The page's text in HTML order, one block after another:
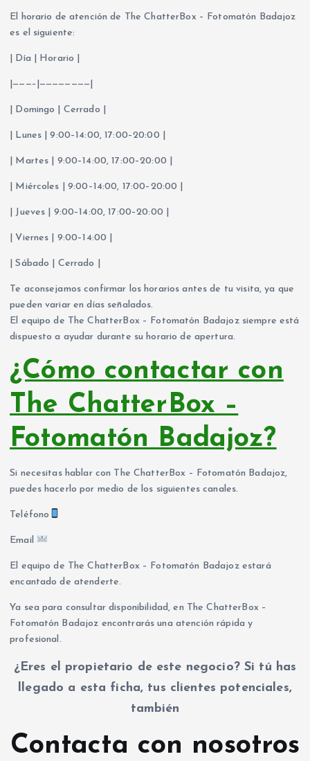
El horario de atención de The ChatterBox – Fotomatón Badajoz
es el siguiente:
| Día | Horario |
|———–|————————|
| Domingo | Cerrado |
| Lunes | 9:00–14:00, 17:00–20:00 |
| Martes | 9:00–14:00, 17:00–20:00 |
| Miércoles | 9:00–14:00, 17:00–20:00 |
| Jueves | 9:00–14:00, 17:00–20:00 |
| Viernes | 9:00–14:00 |
| Sábado | Cerrado |
Te aconsejamos confirmar los horarios antes de tu visita, ya que
pueden variar en días señalados.
El equipo de The ChatterBox – Fotomatón Badajoz siempre está
dispuesto a ayudar durante su horario de apertura.
¿Cómo contactar con
The ChatterBox –
Fotomatón Badajoz?
Si necesitas hablar con The ChatterBox – Fotomatón Badajoz,
puedes hacerlo por medio de los siguientes canales.
Teléfono
Email
El equipo de The ChatterBox – Fotomatón Badajoz estará
encantado de atenderte.
Ya sea para consultar disponibilidad, en The ChatterBox –
Fotomatón Badajoz encontrarás una atención rápida y
profesional.
¿Eres el propietario de este negocio? Si tú has
llegado a esta ficha, tus clientes potenciales,
también
Contacta con nosotros